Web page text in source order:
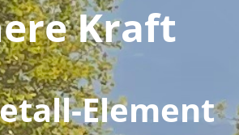
Kraft
Element